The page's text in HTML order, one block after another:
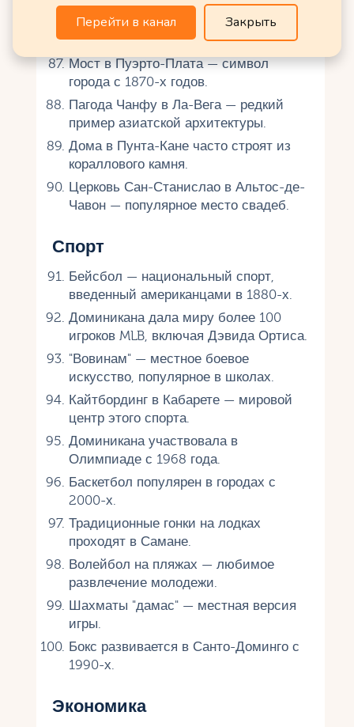
Дворец Алькасар-де-Колон —
резиденция сына Колумба.
Мост в Пуэрто-Плата — символ
города с 1870-х годов.
Пагода Чанфу в Ла-Вега — редкий
пример азиатской архитектуры.
Дома в Пунта-Кане часто строят из
кораллового камня.
Церковь Сан-Станислао в Альтос-де-
Чавон — популярное место свадеб.
Спорт
Бейсбол — национальный спорт,
введенный американцами в 1880-х.
Доминикана дала миру более 100
игроков MLB, включая Дэвида Ортиса.
"Вовинам" — местное боевое
искусство, популярное в школах.
Кайтбординг в Кабарете — мировой
центр этого спорта.
Доминикана участвовала в
Олимпиаде с 1968 года.
Баскетбол популярен в городах с
2000-х.
Традиционные гонки на лодках
проходят в Самане.
Волейбол на пляжах — любимое
развлечение молодежи.
Шахматы "дамас" — местная версия
игры.
Бокс развивается в Санто-Доминго с
1990-х.
Экономика
Перейти в канал Закрыть